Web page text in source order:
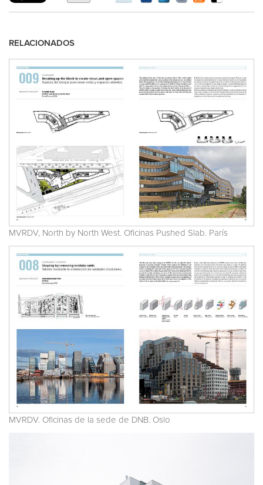
RELACIONADOS
MVRDV, North by North West. Oficinas Pushed Slab. París
MVRDV. Oficinas de la sede de DNB. Oslo